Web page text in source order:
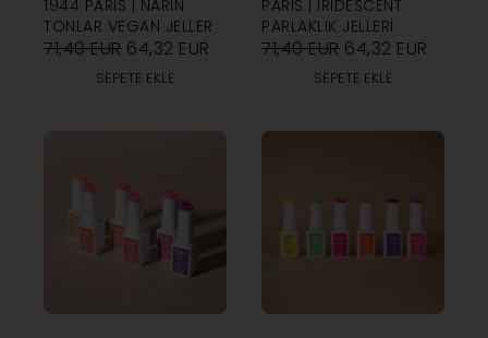
1944 PARIS | NARIN
TONLAR VEGAN JELLER
71,40EUR 64,32 EUR
SEPETE EKLE
PARIS | IRIDESCENT
PARLAKLIK JELLERI
71,40EUR 64,32 EUR
SEPETE EKLE